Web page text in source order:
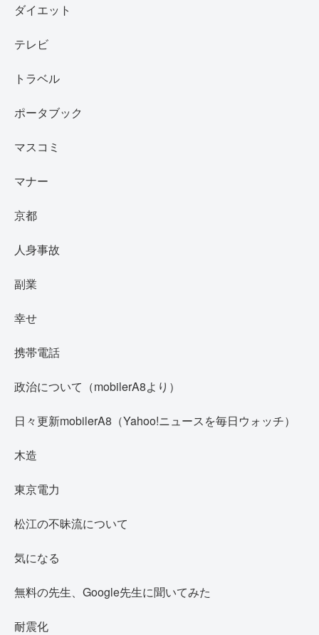
ダイエット
テレビ
トラベル
ポータブック
マスコミ
マナー
京都
人身事故
副業
幸せ
携帯電話
政治について（mobilerA8より）
日々更新mobilerA8（Yahoo!ニュースを毎日ウォッチ）
木造
東京電力
松江の不昧流について
気になる
無料の先生、Google先生に聞いてみた
耐震化